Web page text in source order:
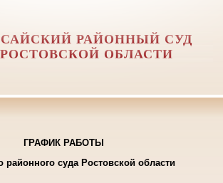
РАЙОННЫЙ СУД
РОСТОВСКОЙ ОБЛАСТИ
ГРАФИК РАБОТЫ
районного суда Ростовской области